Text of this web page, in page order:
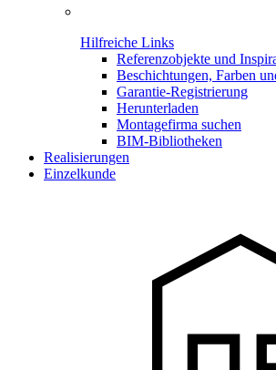
Hilfreiche Links
Referenzobjekte und
Beschichtungen, Farben
Garantie-Registrierung
Herunterladen
Montagefirma suchen
BIM-Bibliotheken
Realisierungen
Einzelkunde